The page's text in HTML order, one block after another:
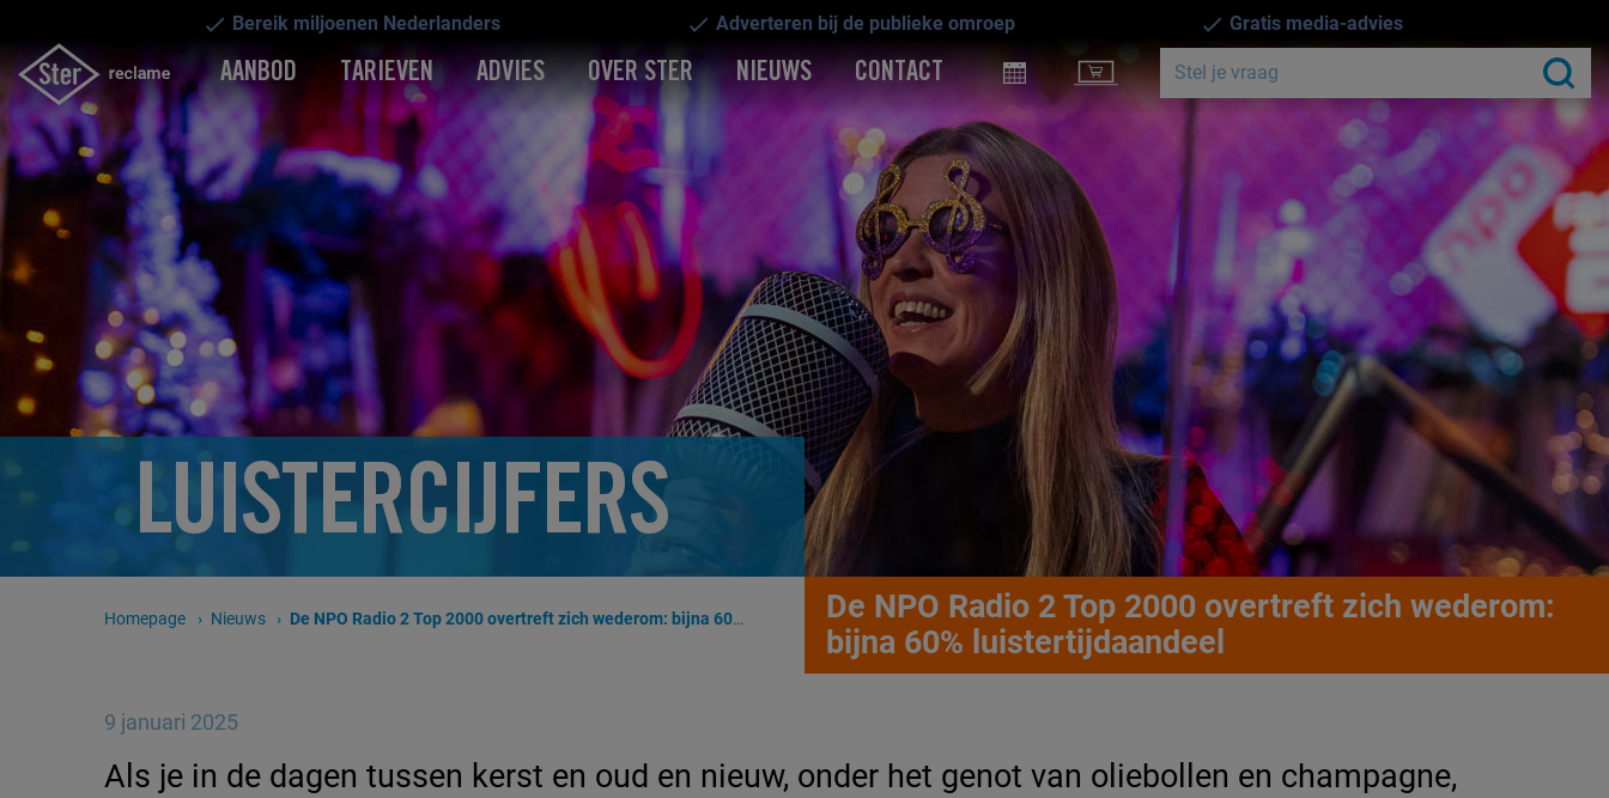
Bereik miljoenen Nederlanders Adverteren bij de publieke omroep Gratis media-advies
AANBOD TARIEVEN ADVIES OVER STER NIEUWS CONTACT
LUISTERCIJFERS
De NPO Radio 2 Top 2000 overtreft zich wederom:
bijna 60% luistertijdaandeel
Homepage Nieuws Huidige pagina:
De NPO Radio 2 Top 2000 overtreft zich wederom: bijna 60% luistertijdaandeel
9 januari 2025
Als je in de dagen tussen kerst en oud en nieuw, onder het genot van oliebollen en champagne,